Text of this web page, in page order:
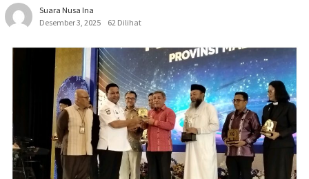
Suara Nusa Ina
Desember 3, 2025
62 Dilihat